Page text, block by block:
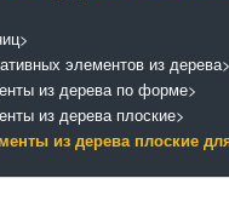
>
элементов из дерева>
из дерева по форме>
из дерева плоские>
из дерева плоские